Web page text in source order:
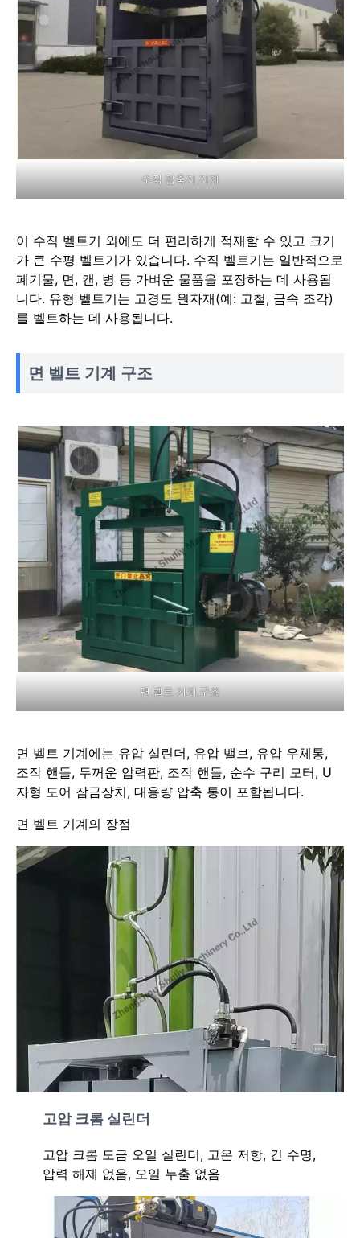
수직 압축기 기계
이 수직 벨트기 외에도 더 편리하게 적재할 수 있고 크기
가 큰 수평 벨트기가 있습니다. 수직 벨트기는 일반적으로
폐기물, 면, 캔, 병 등 가벼운 물품을 포장하는 데 사용됩
니다. 유형 벨트기는 고경도 원자재(예: 고철, 금속 조각)
를 벨트하는 데 사용됩니다.
면 벨트 기계 구조
면 벨트 기계 구조
면 벨트 기계에는 유압 실린더, 유압 밸브, 유압 우체통,
조작 핸들, 두꺼운 압력판, 조작 핸들, 순수 구리 모터, U
자형 도어 잠금장치, 대용량 압축 통이 포함됩니다.
면 벨트 기계의 장점
고압 크롬 실린더
고압 크롬 도금 오일 실린더, 고온 저항, 긴 수명,
압력 해제 없음, 오일 누출 없음